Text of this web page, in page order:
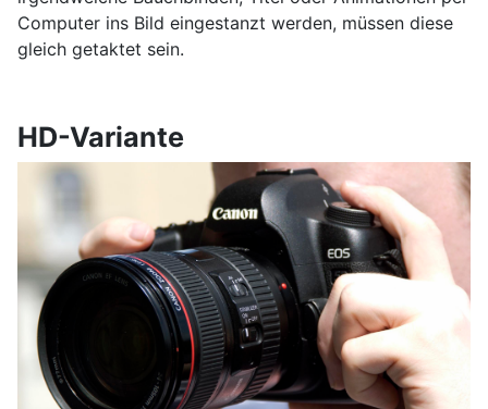
Computer ins Bild eingestanzt werden, müssen diese
gleich getaktet sein.
HD-Variante